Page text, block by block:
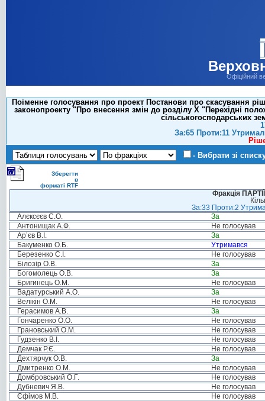
Офіційний
Поіменне голосування про проект Постанови про скасування
законопроекту "Про внесення змін до розділу X "Перехідні
сільськогосподарських
За:65 Проти:11
- Вибрати зі
Зберегти
в
форматі RTF
Фракція
За:33 Проти:2
Алєксєєв С.О.
За
Антонищак А.Ф.
Не голосував
Ар’єв В.І.
За
Бакуменко О.Б.
Утримався
Березенко С.І.
Не голосував
Білозір О.В.
За
Богомолець О.В.
За
Бригинець О.М.
Не голосував
Вадатурський А.О.
За
Велікін О.М.
Не голосував
Герасимов А.В.
За
Гончаренко О.О.
Не голосував
Грановський О.М.
Не голосував
Гудзенко В.І.
Не голосував
Демчак Р.Є.
Не голосував
Дехтярчук О.В.
За
Дмитренко О.М.
Не голосував
Домбровський О.Г.
Не голосував
Дубневич Я.В.
Не голосував
Єфімов М.В.
Не голосував